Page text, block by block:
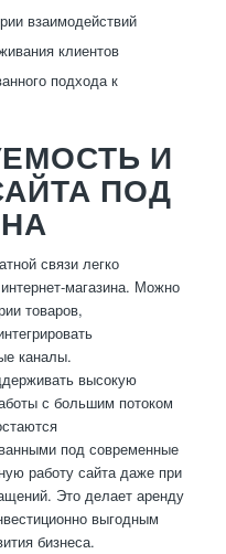
взаимодействий
клиентов
подхода к
И
ПОД
связи легко
магазина. Можно
товаров,
каналы.
высокую
с большим потоком
под современные
работу сайта даже при
Это делает аренду
выгодным
бизнеса.